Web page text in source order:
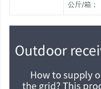
公斤/箱；